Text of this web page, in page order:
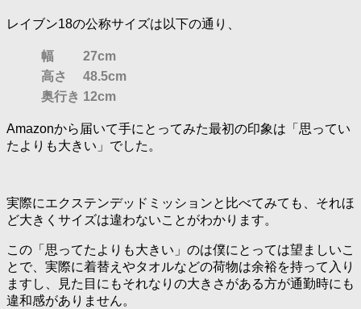
レイブン18の公称サイズは以下の通り、
幅
27cm
高さ
48.5cm
奥行き 12cm
Amazonから届いて手にとってみた最初の印象は「思ってい
たよりも大きい」でした。
実際にエクステンデッドミッションと比べてみても、それほ
ど大きくサイズは違わないことがわかります。
この「思ってたよりも大きい」のは僕にとっては望ましいこ
とで、実際に着替えやタオルなどの荷物は余裕を持って入り
ますし、見た目にもそれなりの大きさがある方が通勤時にも
違和感がありません。